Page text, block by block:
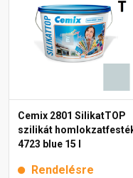
Cemix 2801 SilikatTOP
szilikát
4723 blue 15 l
Rendelésre